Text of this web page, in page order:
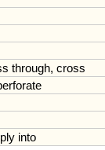
through, cross
into